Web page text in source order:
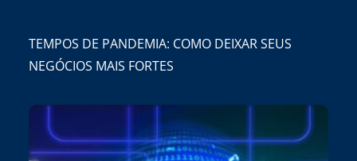
TEMPOS DE PANDEMIA: COMO DEIXAR SEUS
NEGÓCIOS MAIS FORTES